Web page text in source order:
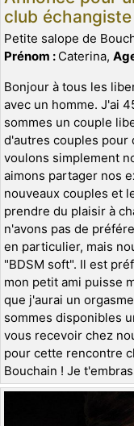
club échangiste
Petite salope de
Prénom : Caterina,
Bonjour à tous les
avec un homme. J'ai
sommes un couple
d'autres couples pour
voulons simplement
aimons partager nos
nouveaux couples et
prendre du plaisir à
n'avons pas de
en particulier, mais
"BDSM soft". Il est
mon petit ami puisse
que j'aurai un
sommes disponibles
vous recevoir chez
pour cette rencontre
Bouchain ! Je